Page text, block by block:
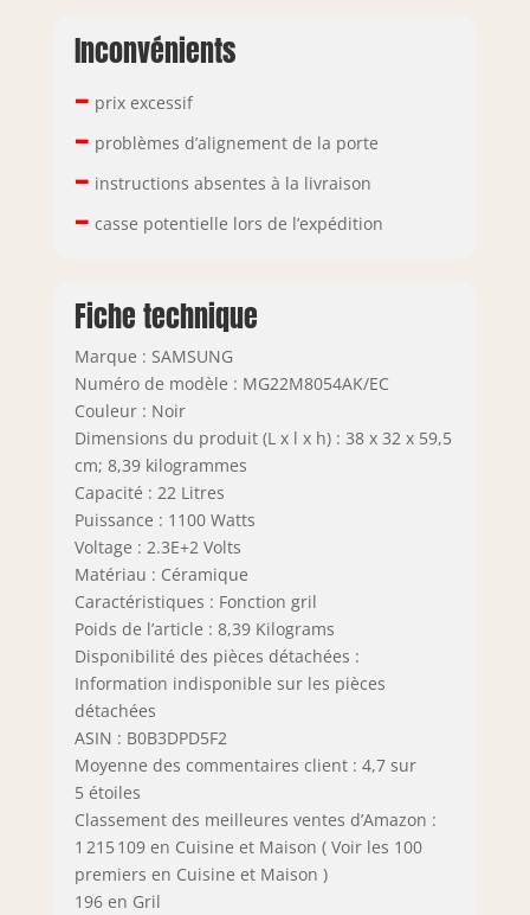
Inconvénients
– prix excessif
– problèmes d’alignement de la porte
– instructions absentes à la livraison
– casse potentielle lors de l’expédition
Fiche technique
Marque : SAMSUNG
Numéro de modèle : MG22M8054AK/EC
Couleur : Noir
Dimensions du produit (L x l x h) : 38 x 32 x 59,5
cm; 8,39 kilogrammes
Capacité : 22 Litres
Puissance : 1100 Watts
Voltage : 2.3E+2 Volts
Matériau : Céramique
Caractéristiques : Fonction gril
Poids de l’article : 8,39 Kilograms
Disponibilité des pièces détachées :
Information indisponible sur les pièces
détachées
ASIN : B0B3DPD5F2
Moyenne des commentaires client : 4,7 sur
5 étoiles
Classement des meilleures ventes d’Amazon :
1 215 109 en Cuisine et Maison ( Voir les 100
premiers en Cuisine et Maison )
196 en Gril